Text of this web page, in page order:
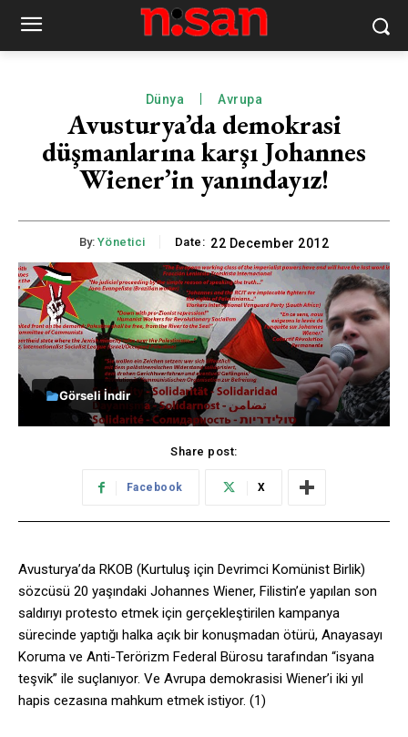
Dünya Avrupa
Avusturya’da demokrasi
düşmanlarına karşı Johannes
Wiener’in yanındayız!
By: Yönetici Date: 22 December 2012
Görseli İndir
Share post:
Facebook X
Avusturya’da RKOB (Kurtuluş için Devrimci Komünist Birlik)
sözcüsü 20 yaşındaki Johannes Wiener, Filistin’e yapılan son
saldırıyı protesto etmek için gerçekleştirilen kampanya
sürecinde yaptığı halka açık bir konuşmadan ötürü, Anayasayı
Koruma ve Anti-Terörizm Federal Bürosu tarafından “isyana
teşvik” ile suçlanıyor. Ve Avrupa demokrasisi Wiener’i iki yıl
hapis cezasına mahkum etmek istiyor. (1)